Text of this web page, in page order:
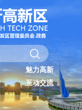
魅力高新
互动交流